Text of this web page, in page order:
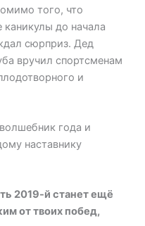
того, что
до начала
сюрприз. Дед
вручил спортсменам
и
года и
наставнику
2019-й станет ещё
от твоих побед,